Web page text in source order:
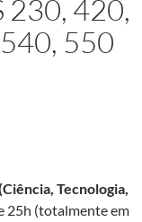
230, 420,
550
Tecnologia,
25h (totalmente em